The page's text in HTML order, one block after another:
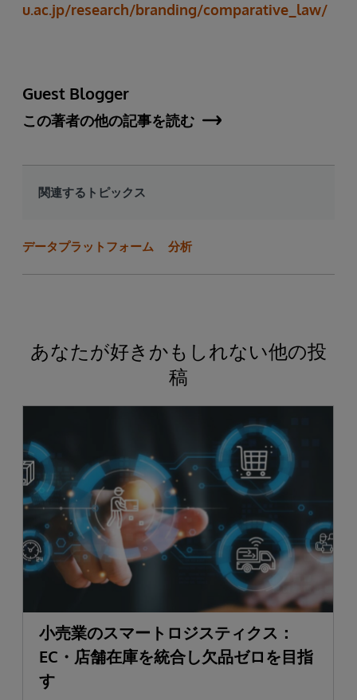
u.ac.jp/research/branding/comparative_law/
Guest Blogger
この著者の他の記事を読む
関連するトピックス
データプラットフォーム 分析
あなたが好きかもしれない他の投
稿
小売業のスマートロジスティクス：
EC・店舗在庫を統合し欠品ゼロを目指
す